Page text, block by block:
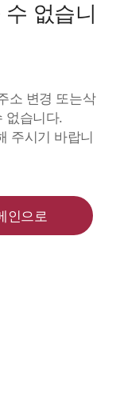
없습니
소 변경 또는삭
없습니다.
주시기 바랍니
인으로